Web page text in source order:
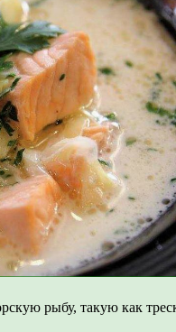
рыбу, такую как